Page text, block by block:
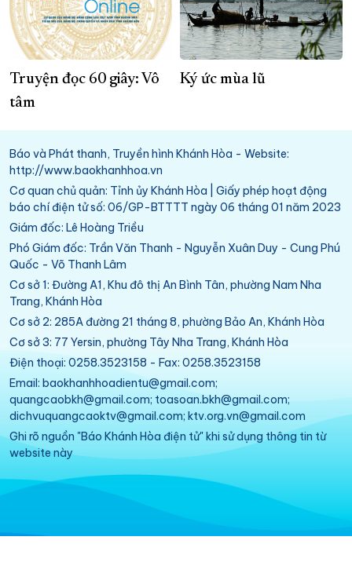
Truyện đọc 60 giây: Vô
tâm
Ký ức mùa lũ
Báo và Phát thanh, Truyền hình Khánh Hòa - Website:
http://www.baokhanhhoa.vn
Cơ quan chủ quản: Tỉnh ủy Khánh Hòa | Giấy phép hoạt động
báo chí điện tử số: 06/GP-BTTTT ngày 06 tháng 01 năm 2023
Giám đốc: Lê Hoàng Triều
Phó Giám đốc: Trần Văn Thanh - Nguyễn Xuân Duy - Cung Phú
Quốc - Võ Thanh Lâm
Cơ sở 1: Đường A1, Khu đô thị An Bình Tân, phường Nam Nha
Trang, Khánh Hòa
Cơ sở 2: 285A đường 21 tháng 8, phường Bảo An, Khánh Hòa
Cơ sở 3: 77 Yersin, phường Tây Nha Trang, Khánh Hòa
Điện thoại: 0258.3523158 - Fax: 0258.3523158
Email: baokhanhhoadientu@gmail.com;
quangcaobkh@gmail.com; toasoan.bkh@gmail.com;
dichvuquangcaoktv@gmail.com; ktv.org.vn@gmail.com
Ghi rõ nguồn "Báo Khánh Hòa điện tử" khi sử dụng thông tin từ
website này